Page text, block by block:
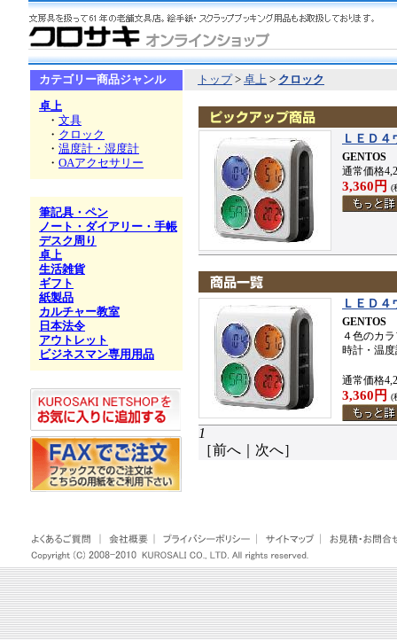
カテゴリー商品ジャンル
卓上
・ 文具
・ クロック
・ 温度計・湿度計
・ OAアクセサリー
筆記具・ペン
ノート・ダイアリー・手帳
デスク周り
卓上
生活雑貨
ギフト
紙製品
カルチャー教室
日本法令
アウトレット
ビジネスマン専用用品
トップ> 卓上 > クロック
ＬＥＤ
GENTOS
通常価格
3,360円 (
ＬＥＤ
GENTOS
４色のカ
時計・温
通常価格
3,360円 (
1
［前へ 次へ］